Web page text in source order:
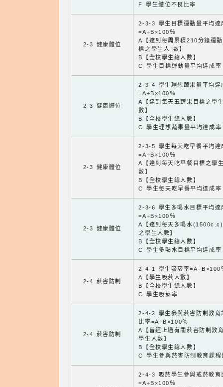
F 學生體位不良比率
2-3 健康體位
2-3-3 學生目標運動量平均達
=A÷B×100％
A【達到每周累積210分鐘運
標之學生人 數】
B【全校學生總人數】
C 學生目標運動量平均達成率
2-3 健康體位
2-3-4 學生理想蔬果量平均達
=A÷B×100％
A【達到每天五蔬果目標之學
數】
B【全校學生總人數】
C 學生理想蔬果量平均達成率
2-3 健康體位
2-3-5 學生每天吃早餐平均達
=A÷B×100％
A【達到每天吃早餐目標之學
數】
B【全校學生總人數】
C 學生每天吃早餐平均達成率
2-3 健康體位
2-3-6 學生多喝水目標平均達
=A÷B×100％
A【達到每天多喝水
之學生人數】
B【全校學生總人數】
C 學生多喝水目標平均達成率
2-4 菸害防制
2-4-1 學生吸菸率=A÷B×100
A【學生吸菸人數】
B【全校學生總人數】
C 學生吸菸率
2-4 菸害防制
2-4-2 學生參與菸害防制教育
比率=A÷B×100％
A【曾經上過有關菸害防制教
學生人數】
B【全校學生總人數】
C 學生參與菸害防制教育課程
2-4-3 吸菸學生參與戒菸教育
=A÷B×100％